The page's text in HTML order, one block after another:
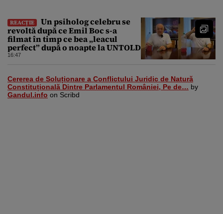
REACȚIE
Un psiholog celebru se
revoltă după ce Emil Boc s-a
filmat în timp ce bea „leacul
perfect” după o noapte la UNTOLD
16:47
Cererea de Soluționare a Conflictului Juridic de Natură
Constituțională Dintre Parlamentul României, Pe de… by
Gandul.info on Scribd